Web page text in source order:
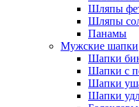
Шляпы
Шляпы
Панамы
Мужские шапки
Шапки
Шапки с
Шапки
Шапки